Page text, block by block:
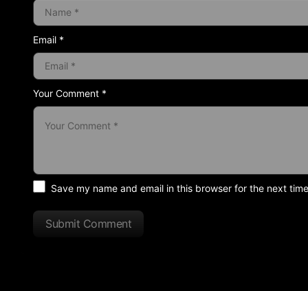
Your Comment *
Email *
Save my name and email in this browser for the next
Submit Comment